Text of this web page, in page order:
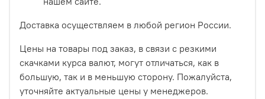
Доставка осуществляем в любой регион России.
Цены на товары под заказ, в связи с резкими
скачками курса валют, могут отличаться, как в
большую, так и в меньшую сторону. Пожалуйста,
уточняйте актуальные цены у менеджеров.